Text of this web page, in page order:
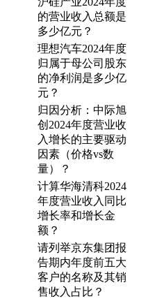
的营业收入总额是
多少亿元？
理想汽车2024年度
归属于母公司股东
的净利润是多少亿
元？
归因分析：中际旭
创2024年度营业收
入增长的主要驱动
因素（价格vs数
量）？
计算华海清科2024
年度营业收入同比
增长率和增长金
额？
请列举京东集团报
告期内年度前五大
客户的名称及其销
售收入占比？